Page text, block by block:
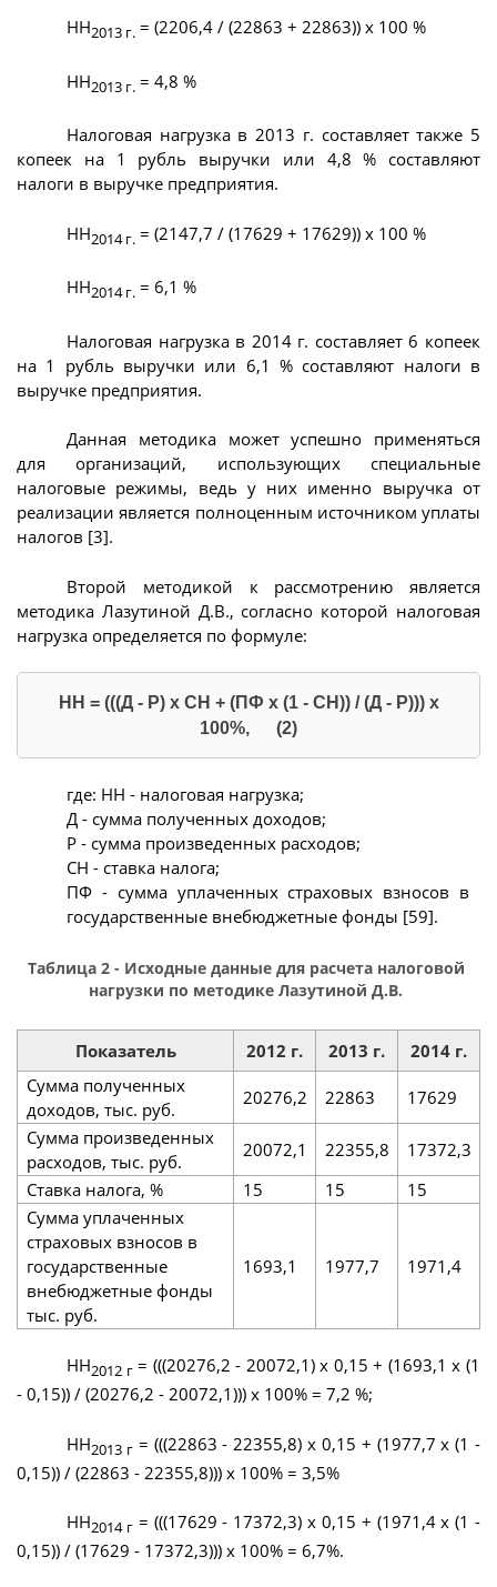
НН2013 г. = (2206,4 / (22863 + 22863)) х 100 %
НН2013 г. = 4,8 %
Налоговая нагрузка в 2013 г. составляет также 5
копеек на 1 рубль выручки или 4,8 % составляют
налоги в выручке предприятия.
НН2014 г. = (2147,7 / (17629 + 17629)) х 100 %
НН2014 г. = 6,1 %
Налоговая нагрузка в 2014 г. составляет 6 копеек
на 1 рубль выручки или 6,1 % составляют налоги в
выручке предприятия.
Данная методика может успешно применяться
для организаций, использующих специальные
налоговые режимы, ведь у них именно выручка от
реализации является полноценным источником уплаты
налогов [3].
Второй методикой к рассмотрению является
методика Лазутиной Д.В., согласно которой налоговая
нагрузка определяется по формуле:
НН = (((Д - Р) х СН + (ПФ х (1 - СН)) / (Д - Р))) х
100%, (2)
где: НН - налоговая нагрузка;
Д - сумма полученных доходов;
Р - сумма произведенных расходов;
СН - ставка налога;
ПФ - сумма уплаченных страховых взносов в
государственные внебюджетные фонды [59].
Таблица 2 - Исходные данные для расчета налоговой
нагрузки по методике Лазутиной Д.В.
Показатель 2012 г. 2013 г.
2014 г.
Сумма полученных
доходов, тыс. руб.
20276,2 22863
17629
Сумма произведенных
расходов, тыс. руб.
20072,1 22355,8
17372,3
Ставка налога, %
15 15
15
Сумма уплаченных
страховых взносов в
государственные
внебюджетные фонды
тыс. руб.
1693,1 1977,7 1971,4
НН2012 г= (((20276,2 - 20072,1) х 0,15 + (1693,1 х (1
- 0,15)) / (20276,2 - 20072,1))) х 100% = 7,2 %;
НН2013 г= (((22863 - 22355,8) х 0,15 + (1977,7 х (1 -
0,15)) / (22863 - 22355,8))) х 100% = 3,5%
НН2014 г= (((17629 - 17372,3) х 0,15 + (1971,4 х (1 -
0,15)) / (17629 - 17372,3))) х 100% = 6,7%.